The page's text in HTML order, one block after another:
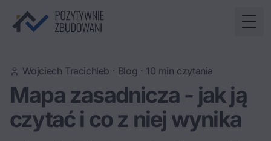
Wojciech Tracichleb · Blog · 10 min czytania
Mapa zasadnicza - jak ją
czytać i co z niej wynika